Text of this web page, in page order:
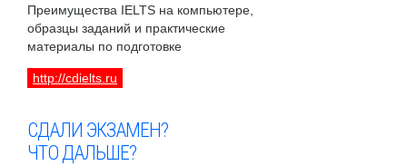
Преимущества IELTS на компьютере,
образцы заданий и практические
материалы по подготовке
http://cdielts.ru
СДАЛИ ЭКЗАМЕН?
ЧТО ДАЛЬШЕ?